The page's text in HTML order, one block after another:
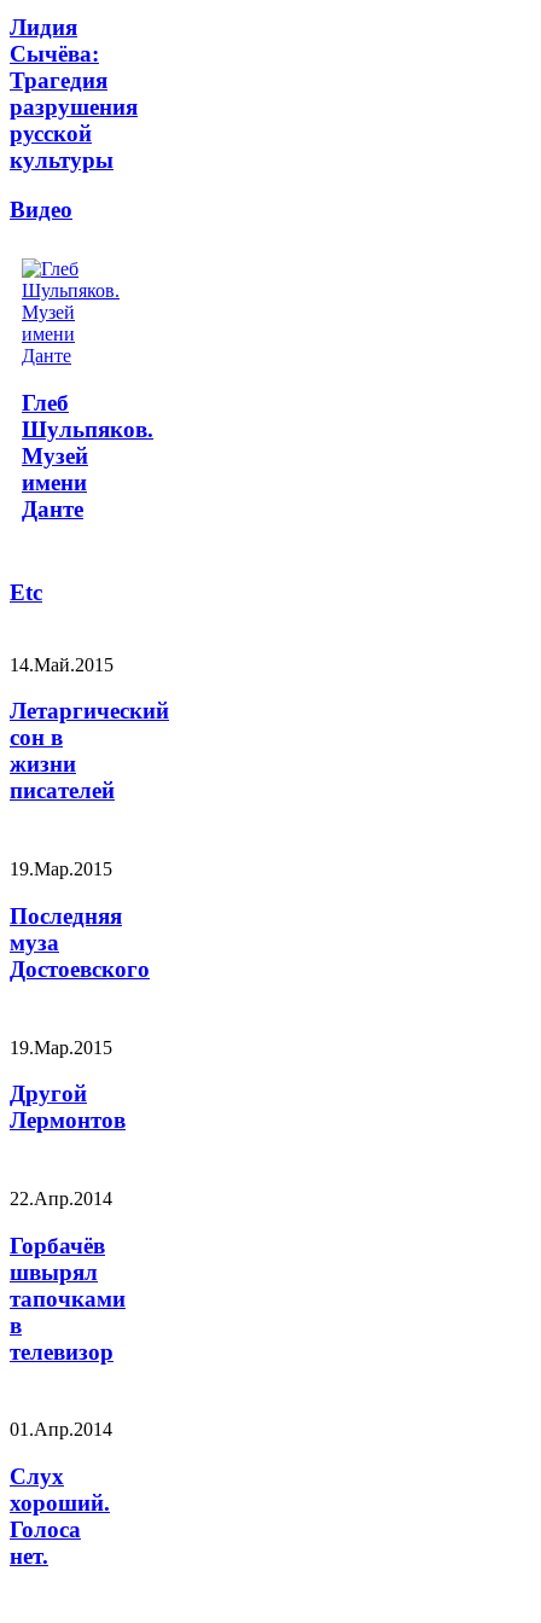
Лидия
Сычёва:
Трагедия
разрушения
русской
культуры
Видео
Глеб
Шульпяков.
Музей
имени
Данте
Etc
14.Май.2015
Летаргический
сон в
жизни
писателей
19.Мар.2015
Последняя
муза
Достоевского
19.Мар.2015
Другой
Лермонтов
22.Апр.2014
Горбачёв
швырял
тапочками
в
телевизор
01.Апр.2014
Слух
хороший.
Голоса
нет.